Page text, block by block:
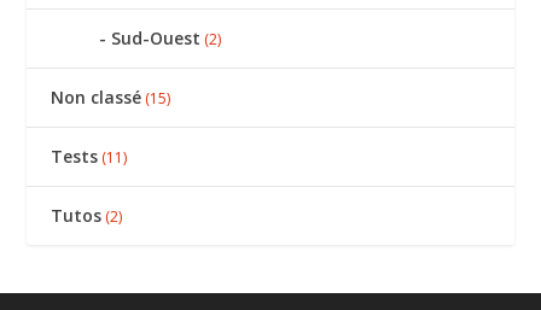
Sud-Ouest (2)
Non classé (15)
Tests (11)
Tutos (2)